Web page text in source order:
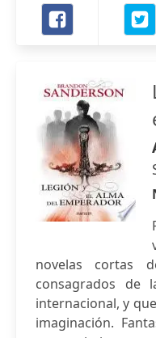
novelas cortas
consagrados de
internacional, y
imaginación.